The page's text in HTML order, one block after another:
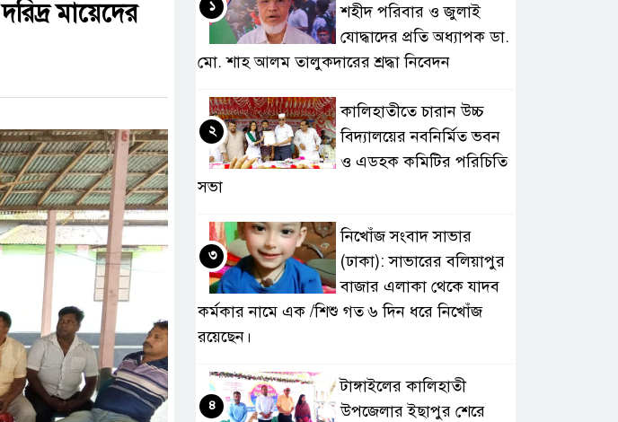
মায়েদের
শহীদ পরিবার ও জুলাই
যোদ্ধাদের প্রতি অধ্যাপক ডা.
মো. শাহ আলম তালুকদারের শ্রদ্ধা নিবেদন
১
কালিহাতীতে চারান উচ্চ
বিদ্যালয়ের নবনির্মিত ভবন
ও এডহক কমিটির পরিচিতি
সভা
২
নিখোঁজ সংবাদ সাভার
(ঢাকা): সাভারের বলিয়াপুর
বাজার এলাকা থেকে যাদব
কর্মকার নামে এক /শিশু গত ৬ দিন ধরে নিখোঁজ
রয়েছেন।
৩
টাঙ্গাইলের কালিহাতী
উপজেলার ইছাপুর শেরে
৪